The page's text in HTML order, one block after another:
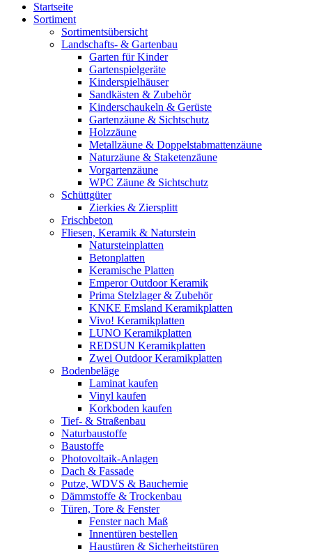
Startseite
Sortiment
Sortimentsübersicht
Landschafts- & Gartenbau
Garten für Kinder
Gartenspielgeräte
Kinderspielhäuser
Sandkästen & Zubehör
Kinderschaukeln & Gerüste
Gartenzäune & Sichtschutz
Holzzäune
Metallzäune & Doppelstabmattenzäune
Naturzäune & Staketenzäune
Vorgartenzäune
WPC Zäune & Sichtschutz
Schüttgüter
Zierkies & Ziersplitt
Frischbeton
Fliesen, Keramik & Naturstein
Natursteinplatten
Betonplatten
Keramische Platten
Emperor Outdoor Keramik
Prima Stelzlager & Zubehör
KNKE Emsland Keramikplatten
Vivo! Keramikplatten
LUNO Keramikplatten
REDSUN Keramikplatten
Zwei Outdoor Keramikplatten
Bodenbeläge
Laminat kaufen
Vinyl kaufen
Korkboden kaufen
Tief- & Straßenbau
Naturbaustoffe
Baustoffe
Photovoltaik-Anlagen
Dach & Fassade
Putze, WDVS & Bauchemie
Dämmstoffe & Trockenbau
Türen, Tore & Fenster
Fenster nach Maß
Innentüren bestellen
Haustüren & Sicherheitstüren